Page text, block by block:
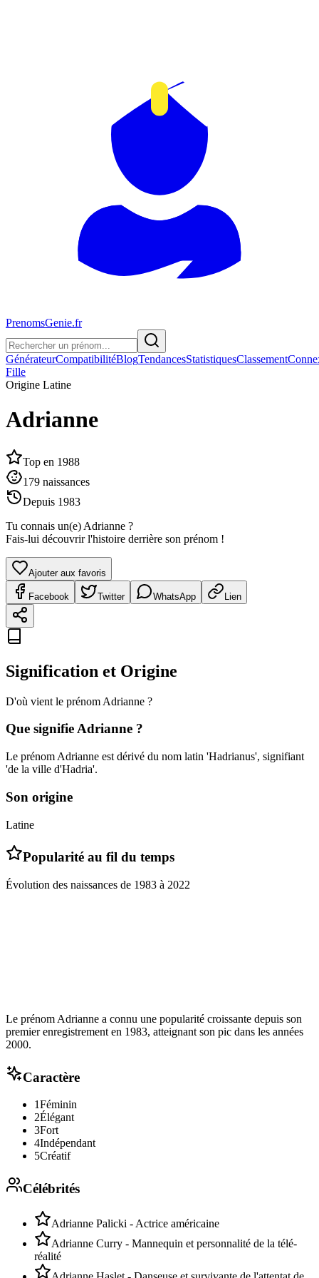
PrenomsGenie.fr
GénérateurCompatibilitéBlogTendancesStatistiquesClassement
Fille
Origine Latine
Adrianne
Top en 1988
179 naissances
Depuis 1983
Tu connais un(e) Adrianne ?
Fais-lui découvrir l'histoire derrière son prénom !
Ajouter aux favoris
Facebook Twitter WhatsApp Lien
Signification et Origine
D'où vient le prénom Adrianne ?
Que signifieAdrianne ?
Le prénom Adrianne est dérivé du nom latin 'Hadrianus', signifiant
'de la ville d'Hadria'.
Son origine
Latine
Popularité au fil du temps
Évolution des naissances de 1983 à 2022
Le prénom Adrianne a connu une popularité croissante depuis son
premier enregistrement en 1983, atteignant son pic dans les années
2000.
Caractère
1Féminin
2Élégant
3Fort
4Indépendant
5Créatif
Célébrités
Adrianne Palicki - Actrice américaine
Adrianne Curry - Mannequin et personnalité de la télé-
réalité